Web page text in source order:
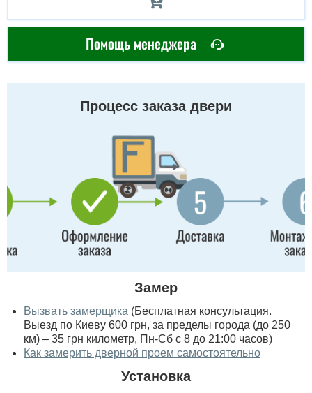
Помощь менеджера
Процесс заказа двери
Замер
Вызвать замерщика (Бесплатная консультация.
Выезд по Киеву 600 грн, за пределы города (до 250
км) – 35 грн километр, Пн-Сб с 8 до 21:00 часов)
Как замерить дверной проем самостоятельно
Установка